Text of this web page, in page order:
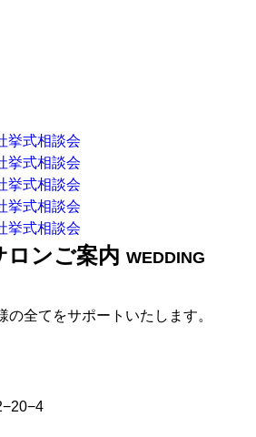
挙式相談会
挙式相談会
挙式相談会
挙式相談会
挙式相談会
ロンご案内 WEDDING
全てをサポートいたします。